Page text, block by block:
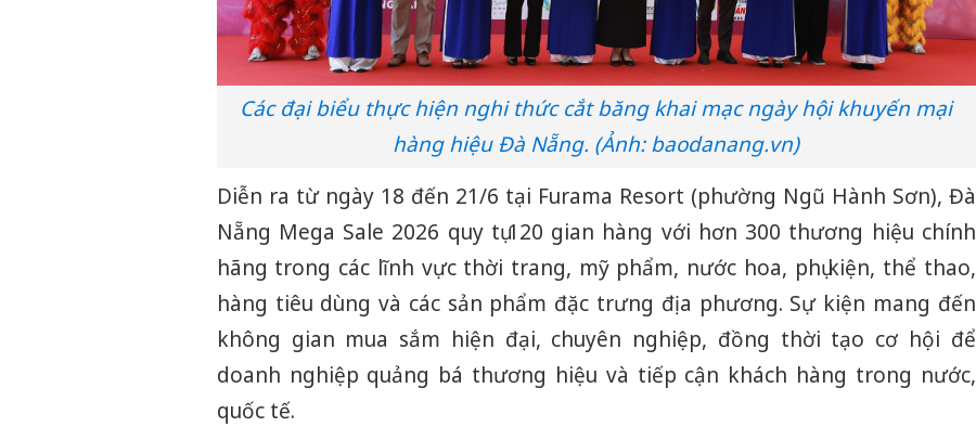
Các đại biểu thực hiện nghi thức cắt băng khai mạc ngày hội khuyến mại
hàng hiệu Đà Nẵng. (Ảnh: baodanang.vn)
Diễn ra từ ngày 18 đến 21/6 tại Furama Resort (phường Ngũ Hành Sơn), Đà
Nẵng Mega Sale 2026 quy tụ 120 gian hàng với hơn 300 thương hiệu chính
hãng trong các lĩnh vực thời trang, mỹ phẩm, nước hoa, phụ kiện, thể thao,
hàng tiêu dùng và các sản phẩm đặc trưng địa phương. Sự kiện mang đến
không gian mua sắm hiện đại, chuyên nghiệp, đồng thời tạo cơ hội để
doanh nghiệp quảng bá thương hiệu và tiếp cận khách hàng trong nước,
quốc tế.